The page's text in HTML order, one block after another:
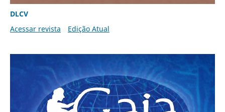
DLCV
Acessar revista
Edição Atual